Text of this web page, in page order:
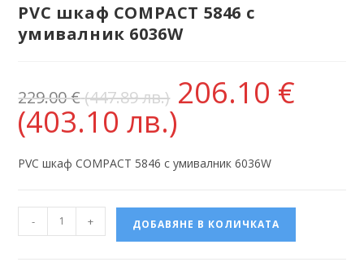
PVC шкаф COMPACT 5846 с
умивалник 6036W
229.00€(447.89 лв.) 206.10 €
(403.10 лв.)
PVC шкаф COMPACT 5846 с умивалник 6036W
- + ДОБАВЯНЕ В КОЛИЧКАТА